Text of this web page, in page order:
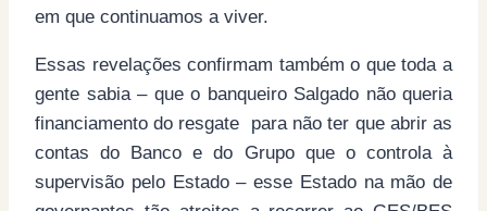
em que continuamos a viver.
Essas revelações confirmam também o que toda a
gente sabia – que o banqueiro Salgado não queria
financiamento do resgate para não ter que abrir as
contas do Banco e do Grupo que o controla à
supervisão pelo Estado – esse Estado na mão de